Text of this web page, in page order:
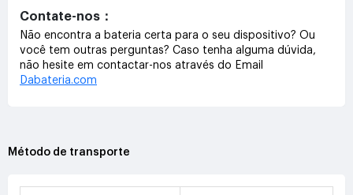
Contate-nos：
Não encontra a bateria certa para o seu dispositivo? Ou
você tem outras perguntas? Caso tenha alguma dúvida,
não hesite em contactar-nos através do Email
Dabateria.com
Método de transporte